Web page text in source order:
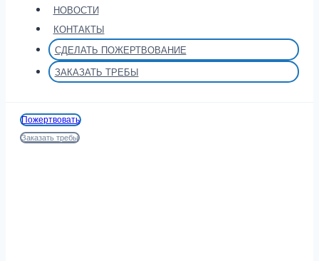
НОВОСТИ
КОНТАКТЫ
СДЕЛАТЬ ПОЖЕРТВОВАНИЕ
ЗАКАЗАТЬ ТРЕБЫ
Пожертвовать
Заказать требы